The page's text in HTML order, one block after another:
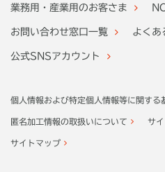
業務用・産業用のお客さま
お問い合わせ窓口一覧 よくあ
公式SNSアカウント
個人情報および特定個人情報等に関する
匿名加工情報の取扱いについて サ
サイトマップ